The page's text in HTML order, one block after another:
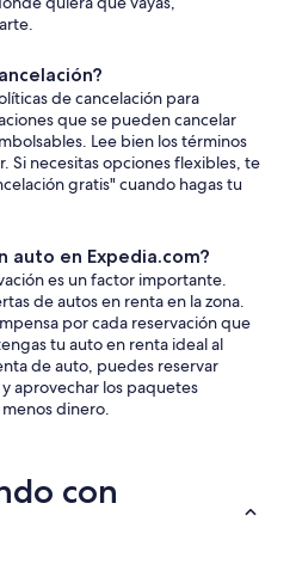
de cancelación para
que se pueden cancelar
Lee bien los términos
Si necesitas opciones flexibles, te
gratis" cuando hagas tu
auto en Expedia.com?
es un factor importante.
de autos en renta en la zona.
por cada reservación que
tu auto en renta ideal al
de auto, puedes reservar
aprovechar los paquetes
dinero.
con